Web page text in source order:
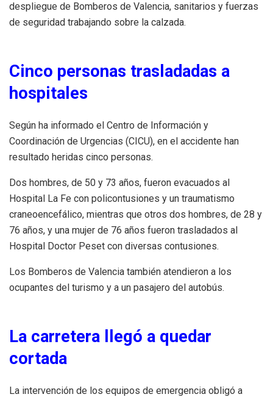
despliegue de Bomberos de Valencia, sanitarios y fuerzas
de seguridad trabajando sobre la calzada.
Cinco personas trasladadas a
hospitales
Según ha informado el Centro de Información y
Coordinación de Urgencias (CICU), en el accidente han
resultado heridas cinco personas.
Dos hombres, de 50 y 73 años, fueron evacuados al
Hospital La Fe con policontusiones y un traumatismo
craneoencefálico, mientras que otros dos hombres, de 28 y
76 años, y una mujer de 76 años fueron trasladados al
Hospital Doctor Peset con diversas contusiones.
Los Bomberos de Valencia también atendieron a los
ocupantes del turismo y a un pasajero del autobús.
La carretera llegó a quedar
cortada
La intervención de los equipos de emergencia obligó a